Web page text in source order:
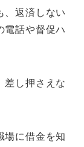
、返済しない
電話や督促ハ
差し押さえな
場に借金を知